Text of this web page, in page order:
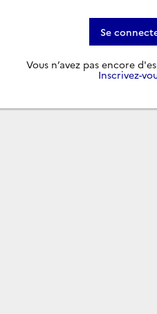
Se
Vous n’avez pas encore
Inscrivez-